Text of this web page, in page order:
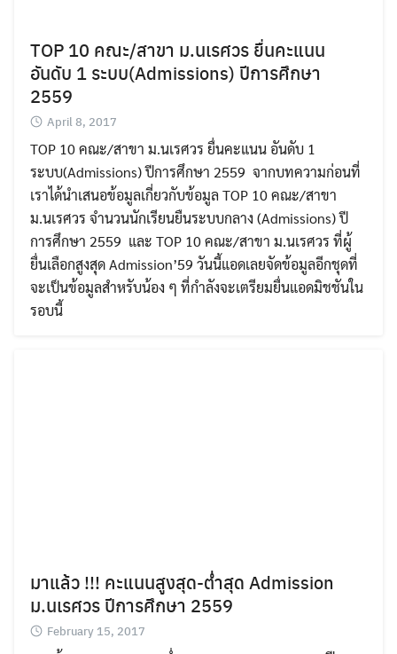
TOP 10 คณะ/สาขา ม.นเรศวร ยื่นคะแนน
อันดับ 1 ระบบ(Admissions) ปีการศึกษา
2559
April 8, 2017
TOP 10 คณะ/สาขา ม.นเรศวร ยื่นคะแนน อันดับ 1
ระบบ(Admissions) ปีการศึกษา 2559 จากบทความก่อนที่
เราได้นำเสนอข้อมูลเกี่ยวกับข้อมูล TOP 10 คณะ/สาขา
ม.นเรศวร จำนวนนักเรียนยืนระบบกลาง (Admissions) ปี
การศึกษา 2559 และ TOP 10 คณะ/สาขา ม.นเรศวร ที่ผู้
ยื่นเลือกสูงสุด Admission’59 วันนี้แอดเลยจัดข้อมูลอีกชุดที่
จะเป็นข้อมูลสำหรับน้อง ๆ ที่กำลังจะเตรียมยื่นแอดมิชชันใน
รอบนี้
มาแล้ว !!! คะแนนสูงสุด-ต่ำสุด Admission
ม.นเรศวร ปีการศึกษา 2559
February 15, 2017